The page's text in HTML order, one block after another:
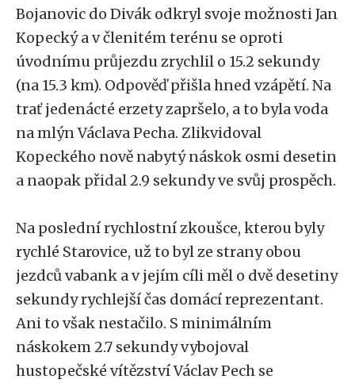
Bojanovic do Divák odkryl svoje možnosti Jan
Kopecký a v členitém terénu se oproti
úvodnímu průjezdu zrychlil o 15.2 sekundy
(na 15.3 km). Odpověď přišla hned vzápětí. Na
trať jedenácté erzety zapršelo, a to byla voda
na mlýn Václava Pecha. Zlikvidoval
Kopeckého nově nabytý náskok osmi desetin
a naopak přidal 2.9 sekundy ve svůj prospěch.
Na poslední rychlostní zkoušce, kterou byly
rychlé Starovice, už to byl ze strany obou
jezdců vabank a v jejím cíli měl o dvě desetiny
sekundy rychlejší čas domácí reprezentant.
Ani to však nestačilo. S minimálním
náskokem 2.7 sekundy vybojoval
hustopečské vítězství Václav Pech se